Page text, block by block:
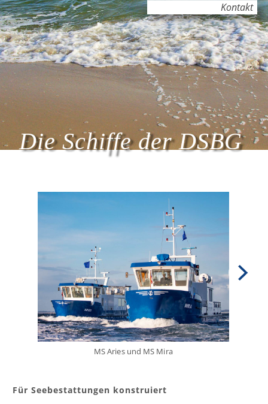
Kontakt
Die Schiffe der DSBG
MS Aries und MS Mira
Für Seebestattungen konstruiert